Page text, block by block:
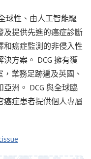
球性、由人工智能驅
及提供先進的癌症診斷
和癌症監測的非侵入性
方案。 DCG 擁有獲
，業務足跡遍及英國、
洲。 DCG 與全球臨
癌症患者提供個人專屬